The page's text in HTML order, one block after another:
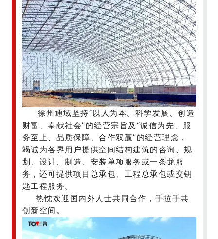
徐州通域坚持“以人为本、科学发展、创造
财富、奉献社会”的经营宗旨及“诚信为先、服
务至上、品质保障、合作双赢”的经营理念，
竭诚为各界用户提供空间结构建筑的咨询、规
划、设计、制造、安装单项服务或一条龙服
务，还可提供项目总承包、工程总承包或交钥
匙工程服务。
热忱欢迎国内外人士共同合作，手拉手共
创新空间。